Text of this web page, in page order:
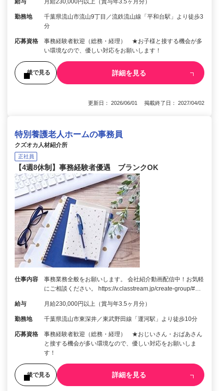
給与 月給230,000円以上（賞与年3.5ヶ月分）
勤務地
千葉県流山市流山9丁目／流鉄流山線「平和台駅」より徒歩3
分
応募資格
事務経験者歓迎（総務・経理） ★お子様と接する機会が多
い環境なので、優しい対応をお願いします！
後で見る 詳細を見る
更新日： 2026/06/01 掲載終了日： 2027/04/02
特別養護老人ホームの事務員
クズオカ人材紹介所
正社員
【4週8休制】事務経験者優遇 ブランクOK
仕事内容
事務業務全般をお願いします。 会社紹介動画配信中！お気軽
にご相談ください。 https://v.classtream.jp/create-group/#…
給与 月給230,000円以上（賞与年3.5ヶ月分）
勤務地 千葉県流山市東深井／東武野田線「運河駅」より徒歩10分
応募資格
事務経験者歓迎（総務・経理） ★おじいさん・おばあさん
と接する機会が多い環境なので、優しい対応をお願いしま
す！
後で見る 詳細を見る